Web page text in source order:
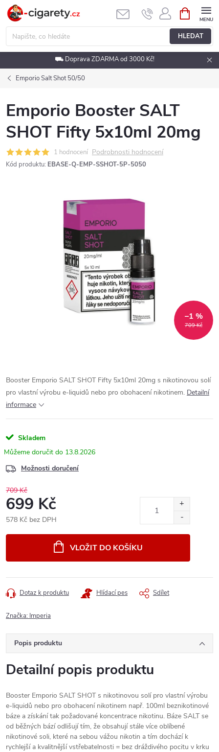
Přejít
obsah
HLEDAT
NÁKUPNÍ
KOŠÍK
⛟ Doprava ZDARMA od 3000 Kč!
Emporio Salt Shot 50/50
Emporio Booster SALT
SHOT Fifty 5x10ml 20mg
1 hodnocení Podrobnosti hodnocení
Kód produktu: EBASE-Q-EMP-SSHOT-5P-5050
709 Kč
–1 %
Booster Emporio SALT SHOT Fifty 5x10ml 20mg s nikotinovou solí
pro vlastní výrobu e-liquidů nebo pro obohacení nikotinem. Detailní
informace
Skladem
13.8.2026
Možnosti doručení
709 Kč
699 Kč
578 Kč bez DPH
VLOŽIT DO KOŠÍKU
Dotaz k produktu Hlídací pes Sdílet
Značka: Imperia
Popis produktu
Detailní popis produktu
Booster Emporio SALT SHOT s nikotinovou solí pro vlastní výrobu
e-liquidů nebo pro obohacení nikotinem např. 100ml beznikotinové
báze a získání tak požadované koncentrace nikotinu. Báze SALT se
od běžných bází odlišují tím, že obsahují stále více oblíbené
nikotinové soli, které na sebou vážou nikotin a tím dochází k
rychlejší a kvalitnější vstřebatelnosti = bez dráždivého pocitu v krku